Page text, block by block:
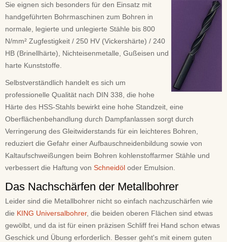
Sie eignen sich besonders für den Einsatz mit
handgeführten Bohrmaschinen zum Bohren in
normale, legierte und unlegierte Stähle bis 800
N/mm² Zugfestigkeit / 250 HV (Vickershärte) / 240
HB (Brinellhärte), Nichteisenmetalle, Gußeisen und
harte Kunststoffe.
Selbstverständlich handelt es sich um
professionelle Qualität nach DIN 338, die hohe
Härte des HSS-Stahls bewirkt eine hohe Standzeit, eine
Oberflächenbehandlung durch Dampfanlassen sorgt durch
Verringerung des Gleitwiderstands für ein leichteres Bohren,
reduziert die Gefahr einer Aufbauschneidenbildung sowie von
Kaltaufschweißungen beim Bohren kohlenstoffarmer Stähle und
verbessert die Haftung von Schneidöl oder Emulsion.
Das Nachschärfen der Metallbohrer
Leider sind die Metallbohrer nicht so einfach nachzuschärfen wie
die KING Universalbohrer, die beiden oberen Flächen sind etwas
gewölbt, und da ist für einen präzisen Schliff frei Hand schon etwas
Geschick und Übung erforderlich. Besser geht's mit einem guten